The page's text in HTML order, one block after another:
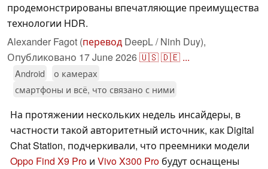
продемонстрированы впечатляющие преимущества
технологии HDR.
Alexander Fagot (перевод DeepL / Ninh Duy),
Опубликовано 17 June 2026🇺🇸🇩🇪 ...
Android
о камерах
смартфоны и всё, что связано с ними
На протяжении нескольких недель инсайдеры, в
частности такой авторитетный источник, как Digital
Chat Station, подчеркивали, что преемники модели
Oppo Find X9 Pro и Vivo X300 Pro будут оснащены